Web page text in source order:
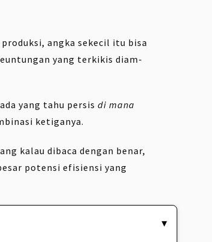
angka sekecil itu bisa
yang terkikis diam-
yang tahu persisdi mana
ketiganya.
kalau dibaca dengan benar,
potensi efisiensi yang
▾